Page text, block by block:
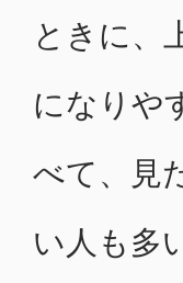
ときに、
になりや
べて、見
い人も多